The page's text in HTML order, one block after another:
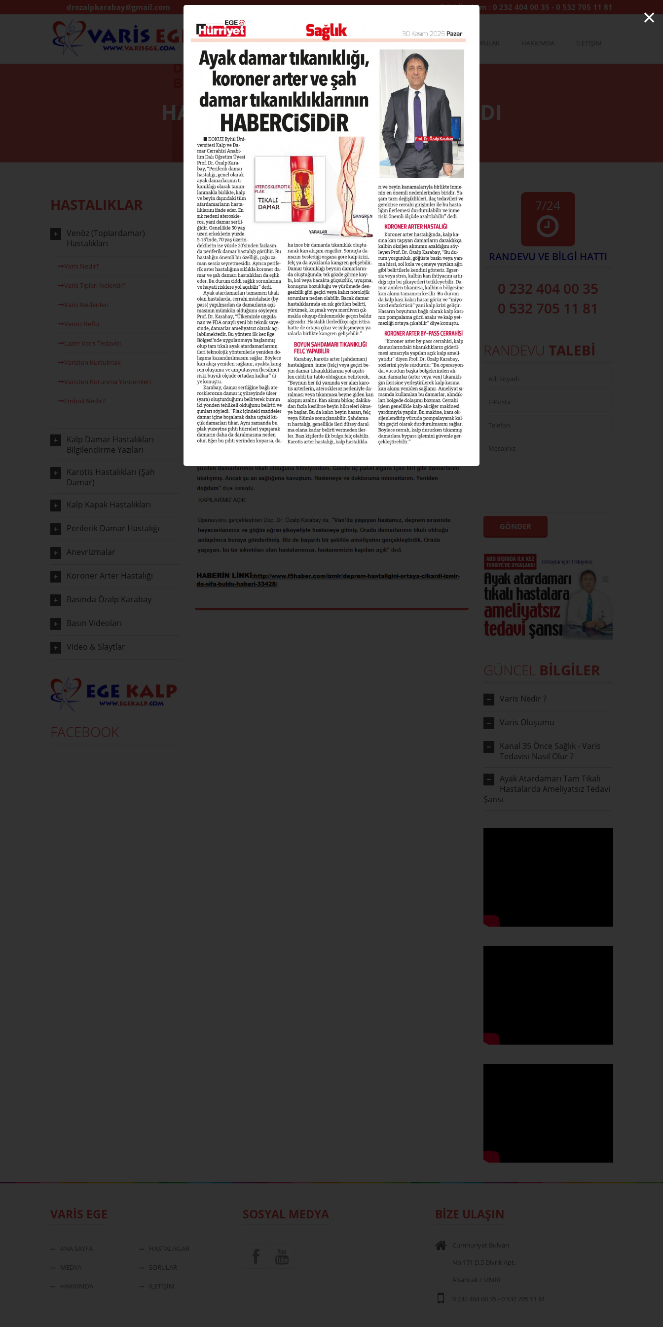
drozalpkarabay@gmail.com 7/24 İletişim : 0 232 404 00 35 - 0 532 705 11 81
ANA SAYFA HASTALIKLAR MEDYA SORULAR HAKKIMDA İLETİŞİM
HASTALIĞI DEPREMDE ANLAŞILDI
HASTALIKLAR
Venöz (Toplardamar)
Hastalıkları
Varis Nedir?
Varis Tipleri Nelerdir?
Varis Nedenleri
Venöz Reflü
Lazer Varis Tedavisi
Varisten Kurtulmak
Varisten Korunma Yöntemleri
Emboli Nedir?
Kalp Damar Hastalıkları
Bilgilendirme Yazıları
Karotis Hastalıkları (Şah
Damar)
Kalp Kapak Hastalıkları
Periferik Damar Hastalığı
Anevrizmalar
Koroner Arter Hastalığı
Basında Özalp Karabay
Basın Videoları
Video & Slaytlar
FACEBOOK
7/24
RANDEVU VE BİLGİ HATTI
0 232 404 00 35
0 532 705 11 81
RANDEVU TALEBİ
GÜNCEL BİLGİLER
Varis Nedir ?
Varis Oluşumu
Kanal 35 Önce Sağlık - Varis
Tedavisi Nasıl Olur ?
Ayak Atardamarı Tam Tıkalı
Hastalarda Ameliyatsız Tedavi
Şansı
VARİS EGE
ANA SAYFA HASTALIKLAR
MEDYA SORULAR
HAKKIMDA İLETİŞİM
SOSYAL MEDYA BİZE ULAŞIN
Cumhuriyet Bulvarı
No:171 D.5 Divrik Apt.
Alsancak / İZMİR
0 232 404 00 35 - 0 532 705 11 81
×